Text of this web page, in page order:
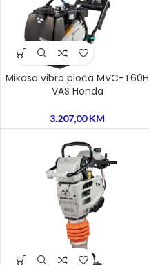
Mikasa vibro ploča MVC-T60H
VAS Honda
3.207,00KM